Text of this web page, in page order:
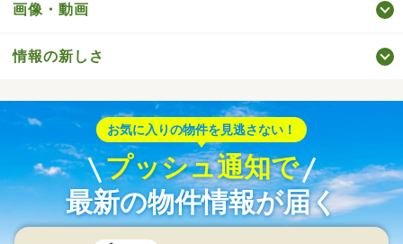
画像・動画
情報の新しさ
お気に入りの物件を見逃さない！
プッシュ通知で
最新の物件情報が届く